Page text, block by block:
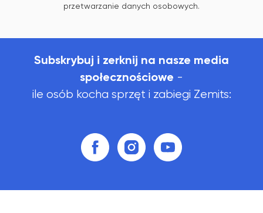
przetwarzanie danych osobowych.
Subskrybuj i zerknij na nasze media
społecznościowe -
ile osób kocha sprzęt i zabiegi Zemits:
zemits.es
a-esthetic.co.uk
Marketplaces